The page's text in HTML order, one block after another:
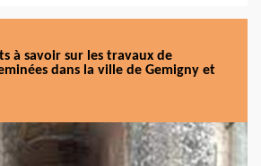
à savoir sur les travaux de
dans la ville de Gemigny et